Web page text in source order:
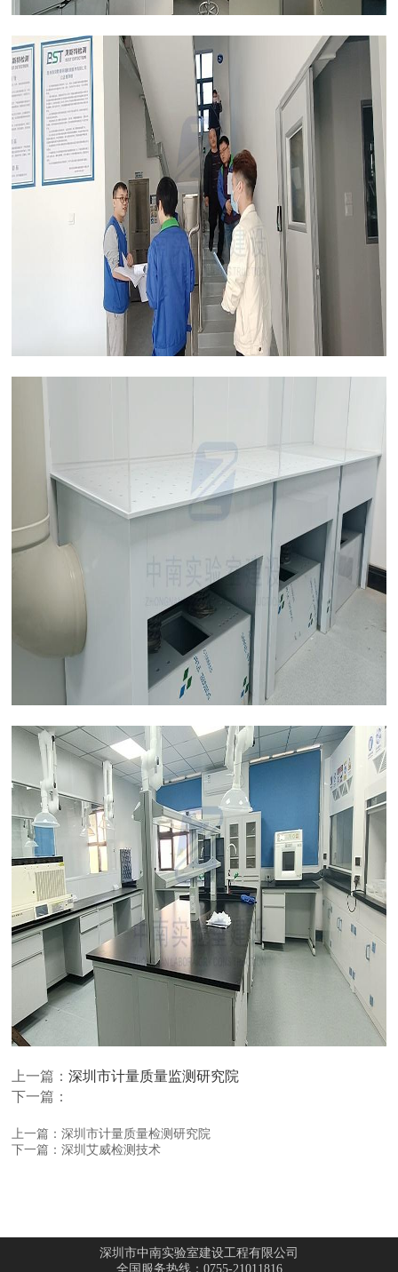
上一篇：深圳市计量质量监测研究院
下一篇：
上一篇：深圳市计量质量检测研究院
下一篇：深圳艾威检测技术
深圳市中南实验室建设工程有限公司
全国服务热线：0755-21011816